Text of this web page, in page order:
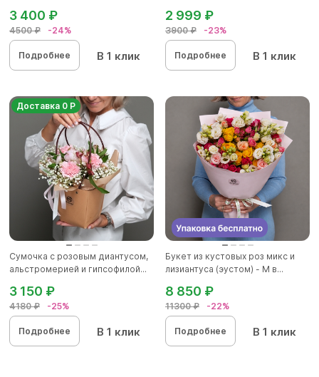
4500 ₽ -24%
3 400 ₽
Подробнее В 1 клик
3900 ₽ -23%
2 999 ₽
Подробнее В 1 клик
Доставка 0 Р
Сумочка с розовым диантусом,
альстромерией и гипсофилой...
4180 ₽ -25%
3 150 ₽
Подробнее В 1 клик
Букет из кустовых роз микс и
лизиантуса (эустом) - М в...
11300 ₽ -22%
8 850 ₽
Подробнее В 1 клик